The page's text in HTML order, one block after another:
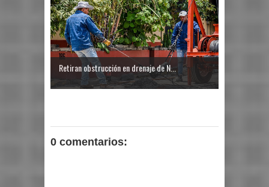
Retiran obstrucción en drenaje de N...
0 comentarios: